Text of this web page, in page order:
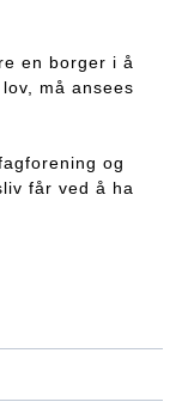
en borger i å
må ansees
og
får ved å ha